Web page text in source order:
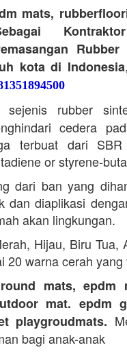
mats,
kota di Indonesia
rubber
cedera
terbuat dari
or styrene-
dari ban yang
dan diaplikasi
akan lingkungan.
Hijau, Biru Tua,
20 warna cerah yang
mats, epdm
mat. epdm
playgroudmats.
bagi anak-anak